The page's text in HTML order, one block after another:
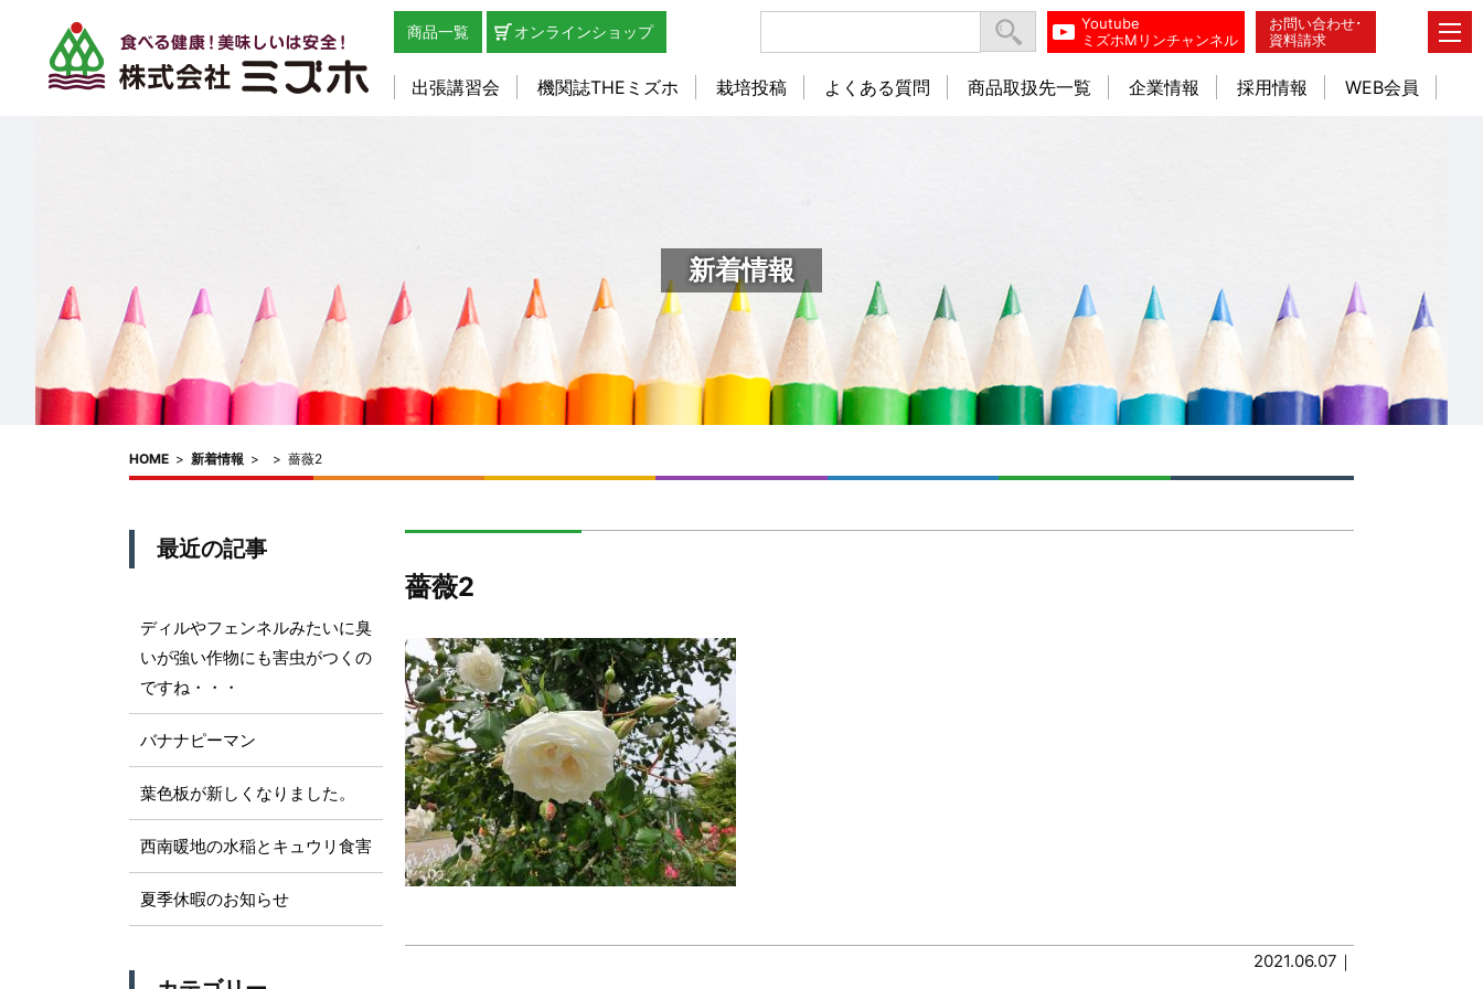
お問い合わせ･
資料請求
Youtube
ミズホMリンチャンネル
商品一覧 オンラインショップ
出張講習会 機関誌THEミズホ 栽培投稿 よくある質問 商品取扱先一覧 企業情報 採用情報 WEB会員
新着情報
HOME > 新着情報 > > 薔薇2
薔薇2
2021.06.07｜
最近の記事
ディルやフェンネルみたいに臭
いが強い作物にも害虫がつくの
ですね・・・
バナナピーマン
葉色板が新しくなりました。
西南暖地の水稲とキュウリ食害
夏季休暇のお知らせ